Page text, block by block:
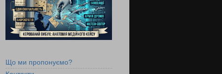
Що ми пропонуємо?